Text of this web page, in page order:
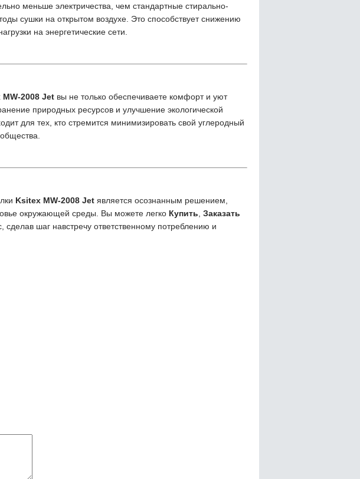
меньше электричества, чем стандартные стирально-
сушки на открытом воздухе. Это способствует снижению
на энергетические сети.
MW-2008 Jet вы не только обеспечиваете комфорт и уют
природных ресурсов и улучшение экологической
для тех, кто стремится минимизировать свой углеродный
Ksitex MW-2008 Jet является осознанным решением,
окружающей среды. Вы можете легко Купить Заказать
сделав шаг навстречу ответственному потреблению и